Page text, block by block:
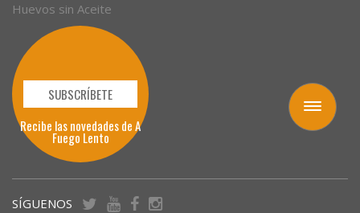
Toggle
navigation
Lentejas con Verduras Olla Express
Huevos sin Aceite
SUBSCRÍBETE
Recibe las novedades de A